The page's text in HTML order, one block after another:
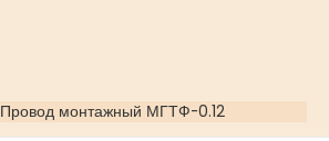
Провод монтажный МГТФ-0.12